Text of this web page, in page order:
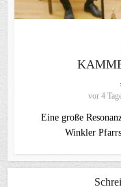
vor 4
Eine große
Winkler